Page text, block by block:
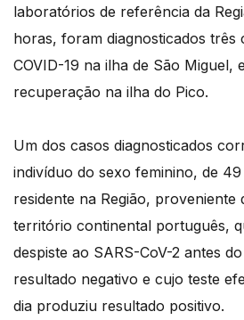
laboratórios de referência da
horas, foram diagnosticados três
COVID-19 na ilha de São Miguel,
recuperação na ilha do Pico.
Um dos casos diagnosticados
indivíduo do sexo feminino, de
residente na Região, proveniente
território continental português,
despiste ao SARS-CoV-2 antes
resultado negativo e cujo teste
dia produziu resultado positivo.